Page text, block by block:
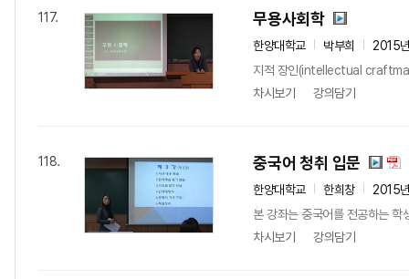
117. 무용사회학
한양대학교 박부희
2015
지적 장인(intellectual
차시보기
강의담기
118. 중국어 청취 입문
한양대학교 한희창
2015
본 강좌는 중국어를 전공하는 학
차시보기
강의담기